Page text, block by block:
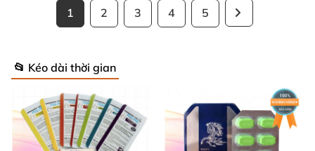
1 2 3 4 5
📂 Kéo dài thời gian